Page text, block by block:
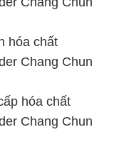
hóa chất
Chang Chun
hóa chất
Chang Chun